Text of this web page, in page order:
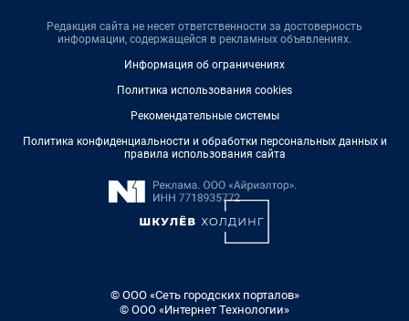
Редакция сайта не несет ответственности за достоверность
информации, содержащейся в рекламных объявлениях.
Информация об ограничениях
Политика использования cookies
Рекомендательные системы
Политика конфиденциальности и обработки персональных данных и
правила использования сайта
© ООО «Сеть городских порталов»
© ООО «Интернет Технологии»